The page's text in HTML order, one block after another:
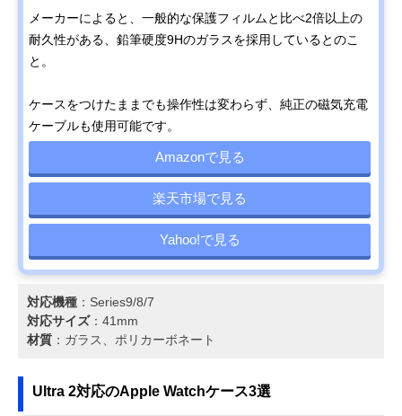
メーカーによると、一般的な保護フィルムと比べ2倍以上の
耐久性がある、鉛筆硬度9Hのガラスを採用しているとのこ
と。
ケースをつけたままでも操作性は変わらず、純正の磁気充電
ケーブルも使用可能です。
Amazonで見る
楽天市場で見る
Yahoo!で見る
対応機種 ：Series9/8/7
対応サイズ：41mm
材質 ：ガラス、ポリカーボネート
Ultra 2対応のApple Watchケース3選